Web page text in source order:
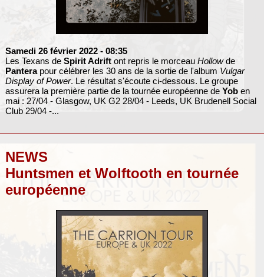
Samedi 26 février 2022 - 08:35
Les Texans de Spirit Adriftont repris le morceau Hollowde
Panterapour célébrer les 30 ans de la sortie de l'album Vulgar
Display of Power. Le résultat s'écoute ci-dessous. Le groupe
assurera la première partie de la tournée européenne de Yoben
mai : 27/04 - Glasgow, UK G2 28/04 - Leeds, UK Brudenell Social
Club 29/04 -...
NEWS
Huntsmen et Wolftooth en tournée
européenne